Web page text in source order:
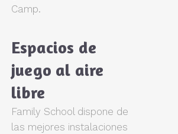
Camp.
Espacios de
juego al aire
libre
Family School dispone de
las mejores instalaciones